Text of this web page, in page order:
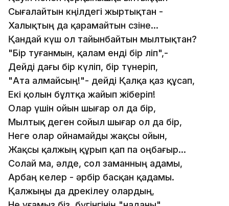
Сығалайтын көңілдегі жыртықтан -
Халықтың да қарамайтын сөзіне...
Қандай күш ол тайынбайтын мылтықтан?
"Бір туғанмын, қалам енді бір өліп",-
Дейді дағы бір күліп, бір түнеріп,
"Ата алмайсың!"- дейді Қалқа қаз құсап,
Екі қолын бұлтқа жайып жіберіп!
Олар үшін ойын шығар ол да бір,
Мылтық деген сойыл шығар ол да бір,
Неге олар ойнамайды жақсы ойын,
Жақсы қалжың құрып қап па оңбағыр...
Солай ма, әлде, сол заманның адамы,
Арбаң келер - әрбір басқан қадамы.
Қалжыңы да дөрекілеу олардың,